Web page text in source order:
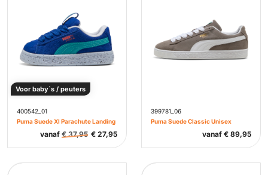
Voor baby`s / peuters
400542_01
Puma Suede Xl Parachute Landing
vanaf €37,95 € 27,95
399781_06
Puma Suede Classic Unisex
vanaf € 89,95